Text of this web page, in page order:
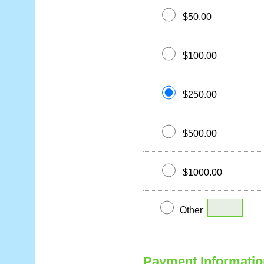
$50.00
$100.00
$250.00
$500.00
$1000.00
Other